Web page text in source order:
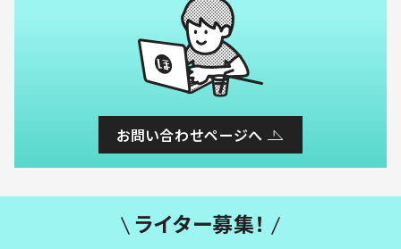
お問い合わせページへ
ライター募集！